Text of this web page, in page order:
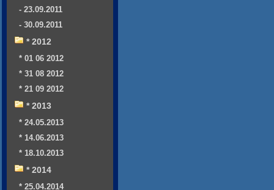
- 23.09.2011
- 30.09.2011
* 2012
* 01 06 2012
* 31 08 2012
* 21 09 2012
* 2013
* 24.05.2013
* 14.06.2013
* 18.10.2013
* 2014
* 25.04.2014